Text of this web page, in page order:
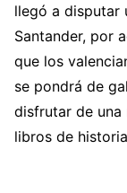
llegó a disputar
Santander, por
que los
se pondrá de
disfrutar de una
libros de